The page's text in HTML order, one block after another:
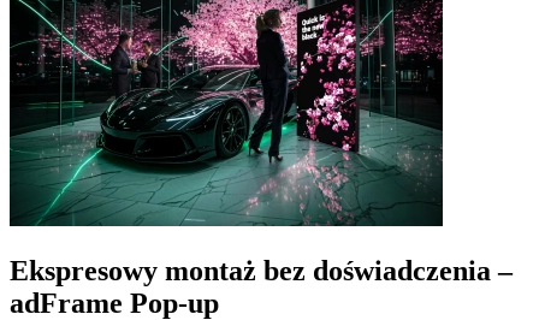
Ekspresowy montaż bez doświadczenia –
adFrame Pop-up